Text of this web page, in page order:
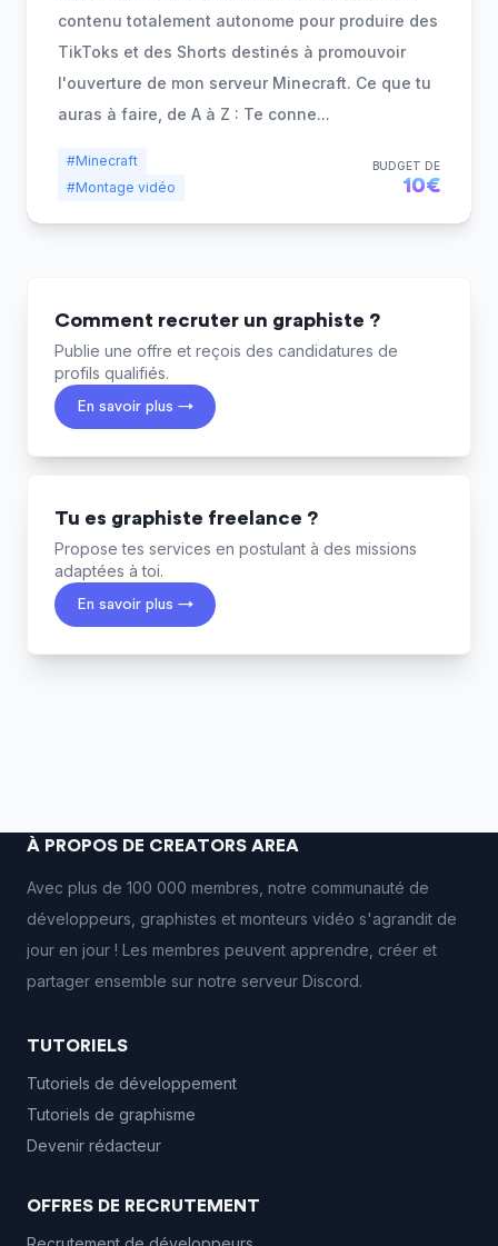
contenu totalement autonome pour produire des
TikToks et des Shorts destinés à promouvoir
l'ouverture de mon serveur Minecraft. Ce que tu
auras à faire, de A à Z : Te conne...
#Minecraft
#Montage vidéo
BUDGET DE
10€
Comment recruter un graphiste ?
Publie une offre et reçois des candidatures de
profils qualifiés.
En savoir plus →
Tu es graphiste freelance ?
Propose tes services en postulant à des missions
adaptées à toi.
En savoir plus →
À PROPOS DE CREATORS AREA
Avec plus de 100 000 membres, notre communauté de
développeurs, graphistes et monteurs vidéo s'agrandit de
jour en jour ! Les membres peuvent apprendre, créer et
partager ensemble sur notre serveur Discord.
TUTORIELS
Tutoriels de développement
Tutoriels de graphisme
Devenir rédacteur
OFFRES DE RECRUTEMENT